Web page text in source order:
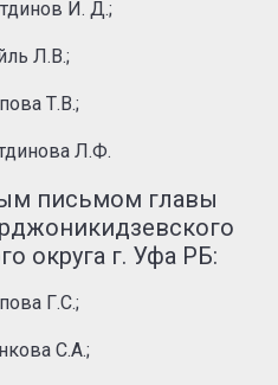
И. Д.;
Л.В.;
Т.В.;
Л.Ф.
письмом главы
округа г. Уфа РБ:
Г.С.;
С.А.;